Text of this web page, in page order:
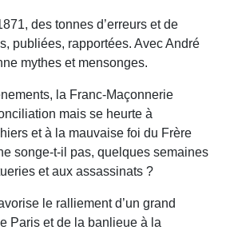
des tonnes d’erreurs et de
publiées, rapportées. Avec André
mythes et mensonges.
la Franc-Maçonnerie
mais se heurte à
et à la mauvaise foi du Frère
songe-t-il pas, quelques semaines
et aux assassinats ?
le ralliement d’un grand
Paris et de la banlieue à la